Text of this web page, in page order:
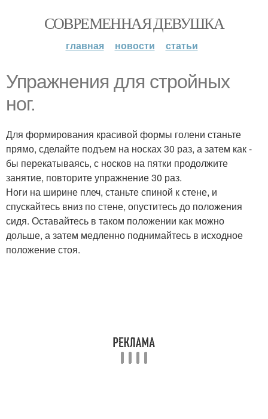
СОВРЕМЕННАЯ ДЕВУШКА
главная новости статьи
Упражнения для стройных
ног.
Для формирования красивой формы голени станьте
прямо, сделайте подъем на носках 30 раз, а затем как -
бы перекатываясь, с носков на пятки продолжите
занятие, повторите упражнение 30 раз.
Ноги на ширине плеч, станьте спиной к стене, и
спускайтесь вниз по стене, опуститесь до положения
сидя. Оставайтесь в таком положении как можно
дольше, а затем медленно поднимайтесь в исходное
положение стоя.